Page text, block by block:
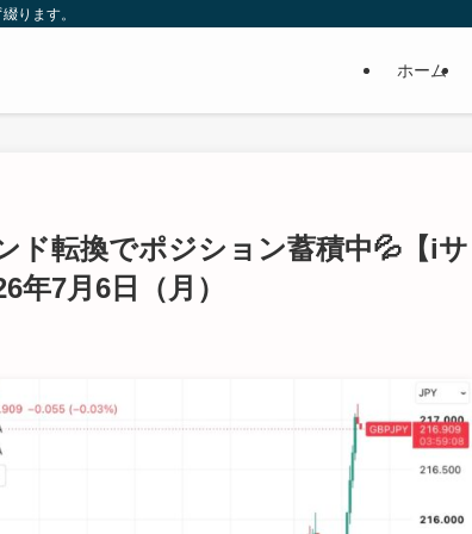
ります。
ホーム
ド転換でポジション蓄積中💦【iサ
年7月6日（月）